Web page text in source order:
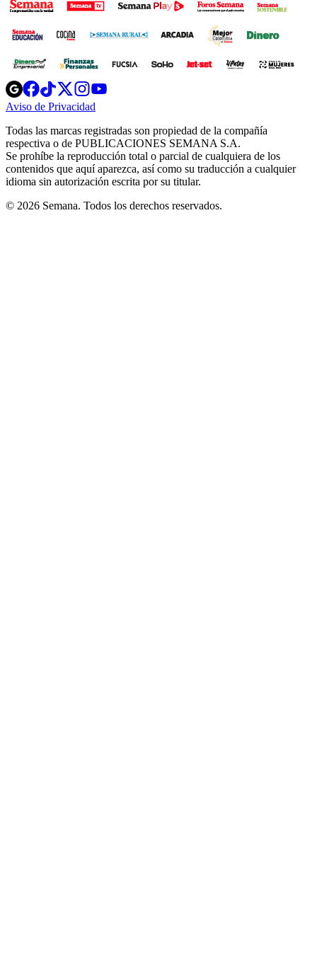
Opens
in
new
Opens
in
new
Opens
in
new
window
Opens
new
windowwindow
Aviso de Privacidad
new
window
Todas las marcas registradas son propiedad de la compañía
respectiva o de PUBLICACIONES SEMANA S.A.
Se prohíbe la reproducción total o parcial de cualquiera de los
contenidos que aquí aparezca, así como su traducción a cualquier
idioma sin autorización escrita por su titular.
© 2026 Semana. Todos los derechos reservados.